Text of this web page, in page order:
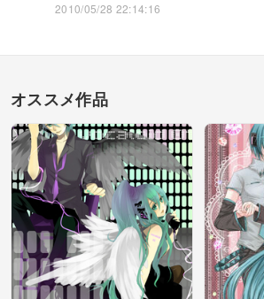
2010/05/28 22:14:16
オススメ作品